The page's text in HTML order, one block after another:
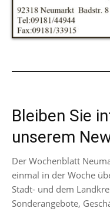
Bleiben Sie
unserem
Der Wochenblatt
einmal in der Woche
Stadt- und dem
Sonderangebote,